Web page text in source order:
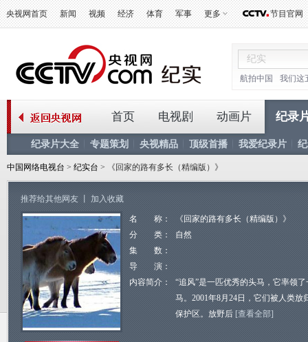
央视网首页 新闻 视频 经济 体育 军事 更多 节目官网
航拍中国 我们这
首页 电视剧 动画片 纪录
纪录片大全 专题策划 央视精品 顶级首播 我爱纪录片
中国网络电视台 > 纪实台 > 《回家的路有多长（精编版）》
推荐给其他网友 加入收藏
名 称：
《回家的路有多长（精编版）》
分 类：
自然
集 数：
导 演：
内容简介：
“追风”是一匹优秀的头马，它率领
马。2001年8月24日，它们被人类
保护区。放野后 [查看全部]